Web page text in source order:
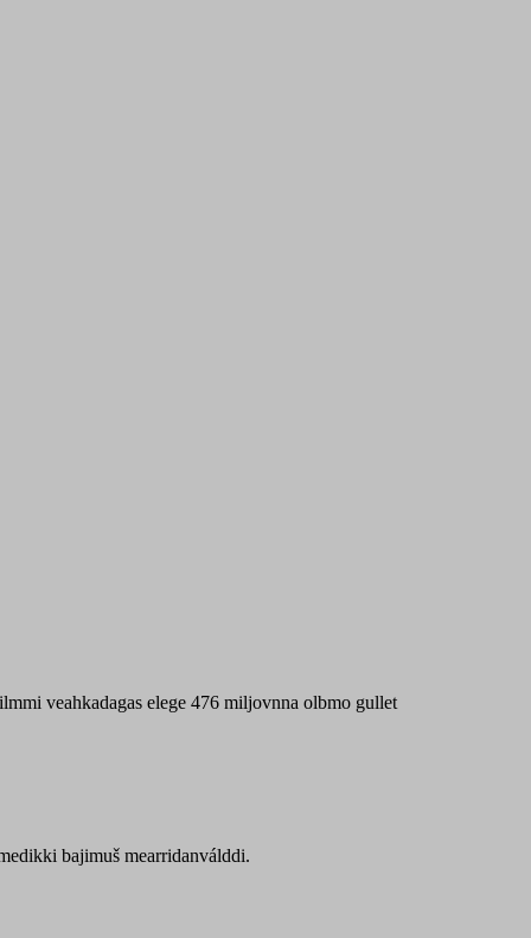
veahkadagas elege 476 miljovnna olbmo gullet
bajimuš mearridanválddi.